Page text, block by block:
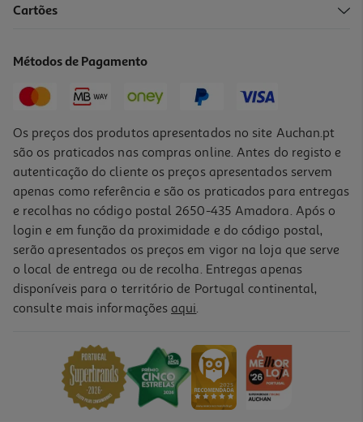
4.9
Néctar Auchan Pêssego 3x200ml
Cartões
Métodos de Pagamento
Os preços dos produtos apresentados no site Auchan.pt
são os praticados nas compras online. Antes do registo e
autenticação do cliente os preços apresentados servem
apenas como referência e são os praticados para entregas
e recolhas no código postal 2650-435 Amadora. Após o
login e em função da proximidade e do código postal,
serão apresentados os preços em vigor na loja que serve
o local de entrega ou de recolha. Entregas apenas
disponíveis para o território de Portugal continental,
consulte mais informações aqui.